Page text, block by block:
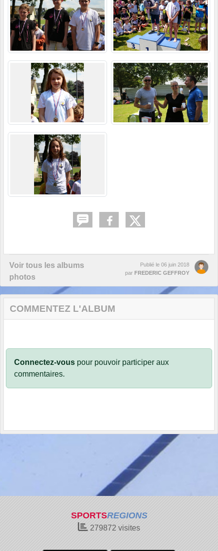
Voir tous les albums
photos
Publié le 06 juin 2018
par FREDERIC GEFFROY
COMMENTEZ L'ALBUM
Connectez-vous pour pouvoir participer aux
commentaires.
SPORTSREGIONS
279872 visites